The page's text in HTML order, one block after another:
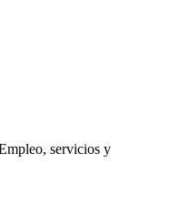
servicios y